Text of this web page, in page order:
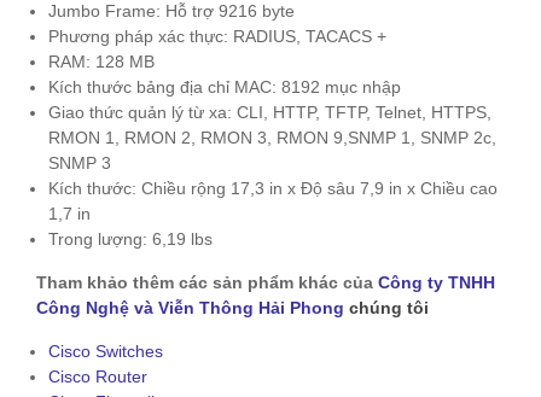
Jumbo Frame: Hỗ trợ 9216 byte
Phương pháp xác thực: RADIUS, TACACS +
RAM: 128 MB
Kích thước bảng địa chỉ MAC: 8192 mục nhập
Giao thức quản lý từ xa: CLI, HTTP, TFTP, Telnet, HTTPS,
RMON 1, RMON 2, RMON 3, RMON 9,SNMP 1, SNMP 2c,
SNMP 3
Kích thước: Chiều rộng 17,3 in x Độ sâu 7,9 in x Chiều cao
1,7 in
Trong lượng: 6,19 lbs
Tham khảo thêm các sản phẩm khác của Công ty TNHH
Công Nghệ và Viễn Thông Hải Phong chúng tôi
Cisco Switches
Cisco Router